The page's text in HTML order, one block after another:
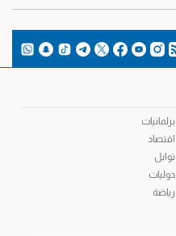
برلمانيات
اقتصاد
توابل
دوليات
رياضة